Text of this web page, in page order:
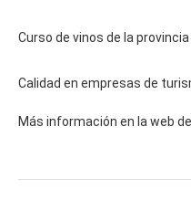
Curso de vinos de la
Calidad en empresas de
Más información en la web